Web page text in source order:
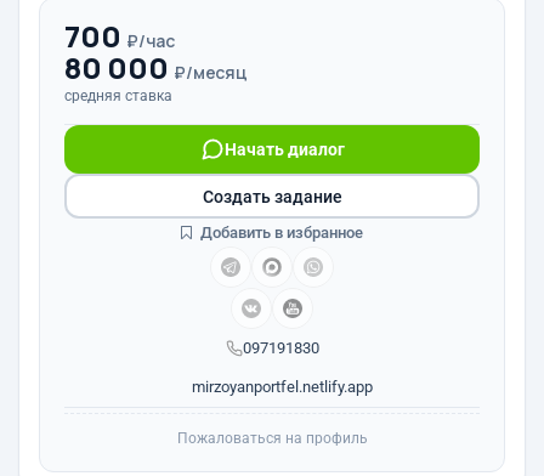
700 ₽/час
80 000 ₽/месяц
средняя ставка
097191830
Начать диалог
mirzoyanportfel.netlify.app
Создать задание
Добавить в избранное
Пожаловаться на профиль